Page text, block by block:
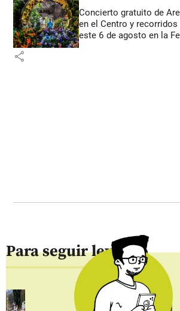
Concierto gratuito de
en el Centro y recorridos
este 6 de agosto en la
share
Para seguir leyendo